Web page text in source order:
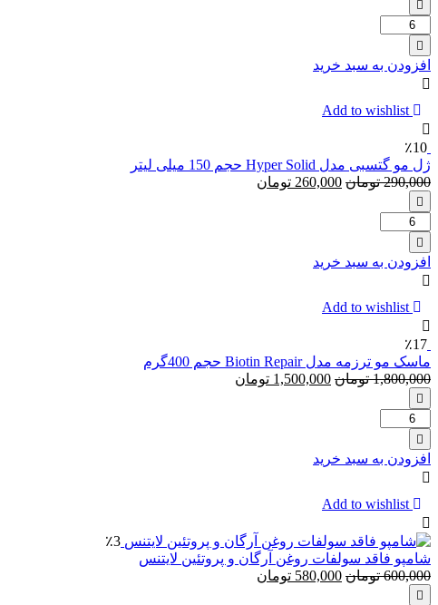
تعداد:
تافت
مو
پنتن
افزودن به سبد خرید
Add to wishlist
٪10
ژل مو گتسبی مدل Hyper Solid حجم 150 میلی لیتر
290,000 تومان 260,000 تومان
تعداد:
ژل
مو
گتسبی
مدل
Hyper
Solid
حجم
150
میلی
لیتر
افزودن به سبد خرید
Add to wishlist
٪17
ماسک مو ترزمه مدل Biotin Repair حجم 400گرم
1,800,000 تومان 1,500,000 تومان
تعداد:
ماسک
مو
ترزمه
مدل
Biotin
Repair
حجم
400گرم
افزودن به سبد خرید
Add to wishlist
٪3
شامپو فاقد سولفات روغن آرگان و پروتئین لایتنس
600,000 تومان 580,000 تومان